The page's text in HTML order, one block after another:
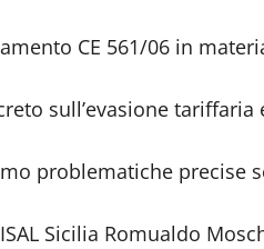
CE 561/06 in
sull’evasione tariffaria
problematiche precise
Sicilia Romualdo